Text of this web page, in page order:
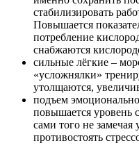
стабилизировать
Повышается
потребление
снабжаются
сильные лёгкие –
«усложнялки»
утолщаются,
подъем
повышается уровень
сами того не замечая
противостоять